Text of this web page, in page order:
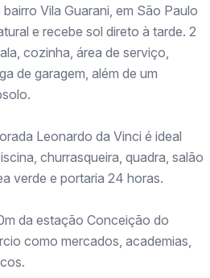
Vila Guarani, em São Paulo
e recebe sol direto à tarde. 2
cozinha, área de serviço,
de garagem, além de um
Leonardo da Vinci é ideal
churrasqueira, quadra, salão
verde e portaria 24 horas.
da estação Conceição do
como mercados, academias,